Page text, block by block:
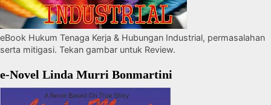
eBook Hukum Tenaga Kerja & Hubungan Industrial, permasalahan
serta mitigasi. Tekan gambar untuk Review.
e-Novel Linda Murri Bonmartini